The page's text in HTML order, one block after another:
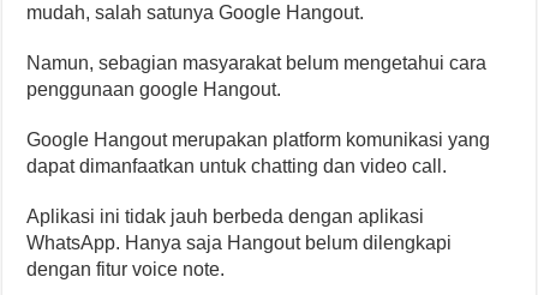
mudah, salah satunya Google Hangout.
Namun, sebagian masyarakat belum mengetahui cara
penggunaan google Hangout.
Google Hangout merupakan platform komunikasi yang
dapat dimanfaatkan untuk chatting dan video call.
Aplikasi ini tidak jauh berbeda dengan aplikasi
WhatsApp. Hanya saja Hangout belum dilengkapi
dengan fitur voice note.